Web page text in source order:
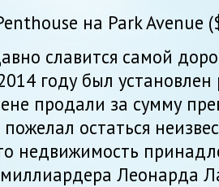
на Park Avenue
славится самой
году был установлен
продали за сумму
остаться
недвижимость
миллиардера Леонарда